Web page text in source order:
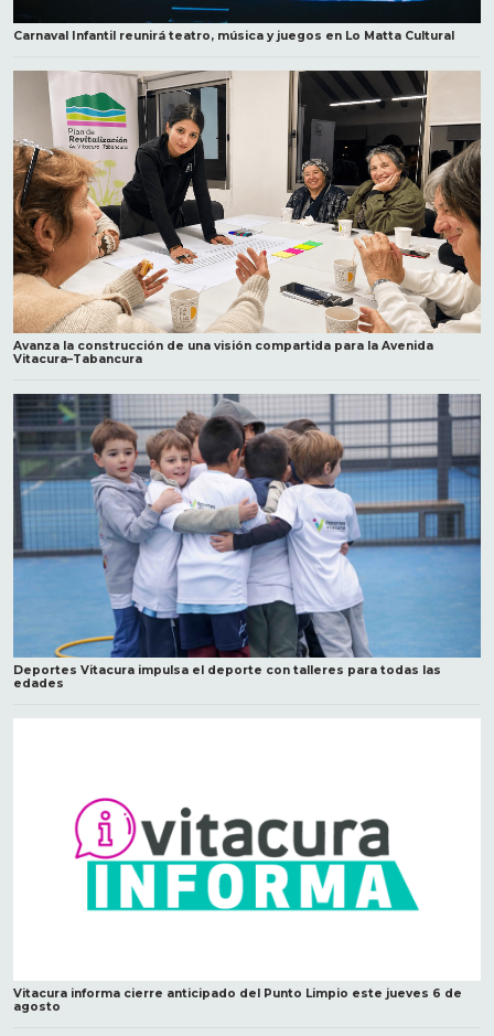
Carnaval Infantil reunirá teatro, música y juegos en Lo Matta Cultural
Avanza la construcción de una visión compartida para la Avenida
Vitacura–Tabancura
Deportes Vitacura impulsa el deporte con talleres para todas las
edades
Vitacura informa cierre anticipado del Punto Limpio este jueves 6 de
agosto